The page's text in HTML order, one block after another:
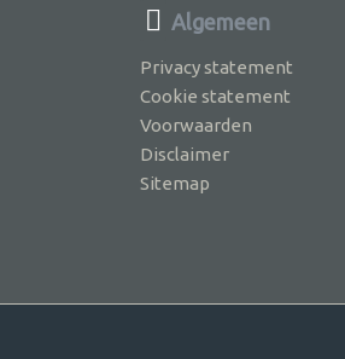
Algemeen
Privacy statement
Cookie statement
Voorwaarden
Disclaimer
Sitemap